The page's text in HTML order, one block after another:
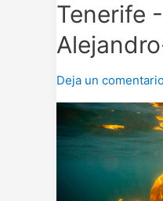
Tenerife
Deja un
Tenerife
Nelsymar
Alejandro-